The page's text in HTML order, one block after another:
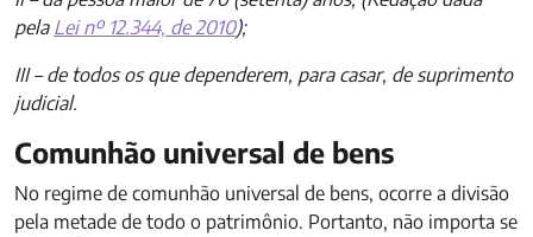
pela Lei nº 12.344, de 2010);
III – de todos os que dependerem, para casar, de suprimento
judicial.
Comunhão universal de bens
No regime de comunhão universal de bens, ocorre a divisão
pela metade de todo o patrimônio. Portanto, não importa se